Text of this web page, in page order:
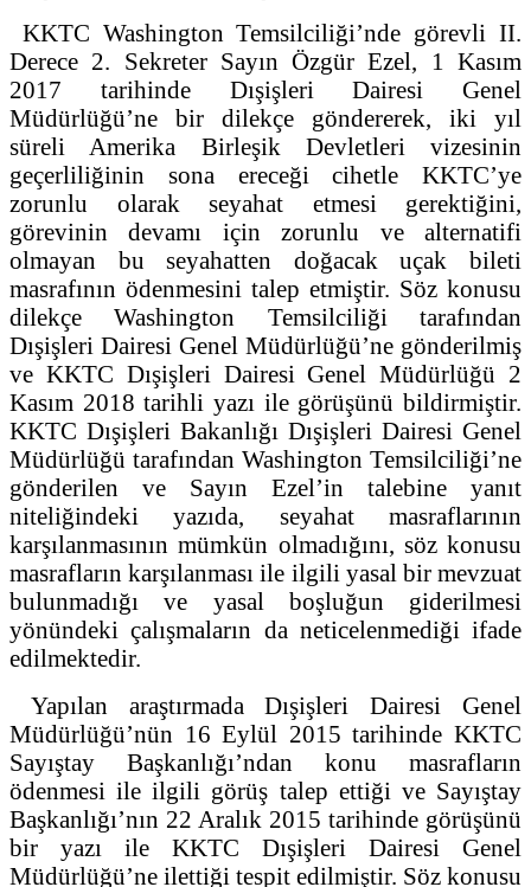
KKTC Washington Temsilciliği’nde görevli II.
Derece 2. Sekreter Sayın Özgür Ezel, 1 Kasım
2017 tarihinde Dışişleri Dairesi Genel
Müdürlüğü’ne bir dilekçe göndererek, iki yıl
süreli Amerika Birleşik Devletleri vizesinin
geçerliliğinin sona ereceği cihetle KKTC’ye
zorunlu olarak seyahat etmesi gerektiğini,
görevinin devamı için zorunlu ve alternatifi
olmayan bu seyahatten doğacak uçak bileti
masrafının ödenmesini talep etmiştir. Söz konusu
dilekçe Washington Temsilciliği tarafından
Dışişleri Dairesi Genel Müdürlüğü’ne gönderilmiş
ve KKTC Dışişleri Dairesi Genel Müdürlüğü 2
Kasım 2018 tarihli yazı ile görüşünü bildirmiştir.
KKTC Dışişleri Bakanlığı Dışişleri Dairesi Genel
Müdürlüğü tarafından Washington Temsilciliği’ne
gönderilen ve Sayın Ezel’in talebine yanıt
niteliğindeki yazıda, seyahat masraflarının
karşılanmasının mümkün olmadığını, söz konusu
masrafların karşılanması ile ilgili yasal bir mevzuat
bulunmadığı ve yasal boşluğun giderilmesi
yönündeki çalışmaların da neticelenmediği ifade
edilmektedir.
Yapılan araştırmada Dışişleri Dairesi Genel
Müdürlüğü’nün 16 Eylül 2015 tarihinde KKTC
Sayıştay Başkanlığı’ndan konu masrafların
ödenmesi ile ilgili görüş talep ettiği ve Sayıştay
Başkanlığı’nın 22 Aralık 2015 tarihinde görüşünü
bir yazı ile KKTC Dışişleri Dairesi Genel
Müdürlüğü’ne ilettiği tespit edilmiştir. Söz konusu